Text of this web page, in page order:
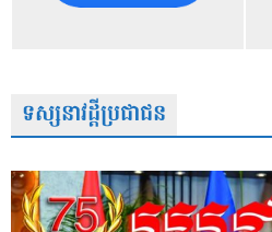
ទស្សនាវដ្តីប្រជាជន